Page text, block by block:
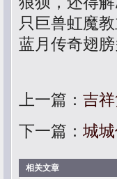
只巨兽虹魔
蓝月传奇翅
上一篇： 吉
下一篇： 城
相关文章